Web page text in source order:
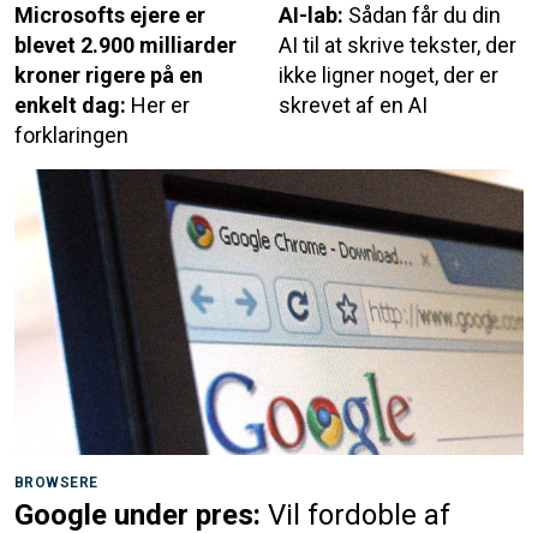
Microsofts ejere er
blevet 2.900 milliarder
kroner rigere på en
enkelt dag: Her er
forklaringen
AI-lab: Sådan får du din
AI til at skrive tekster, der
ikke ligner noget, der er
skrevet af en AI
BROWSERE
Google under pres: Vil fordoble af